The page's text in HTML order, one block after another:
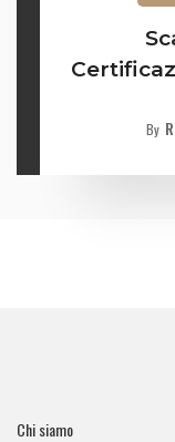
By
Chi siamo